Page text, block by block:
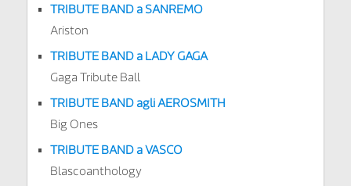
TRIBUTE BAND a SANREMO
Ariston
TRIBUTE BAND a LADY GAGA
Gaga Tribute Ball
TRIBUTE BAND agli AEROSMITH
Big Ones
TRIBUTE BAND a VASCO
Blascoanthology